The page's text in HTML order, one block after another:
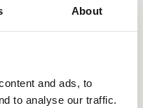
About
and ads, to
to analyse our traffic.
un confort
chaussure à la
sur unesemelle
pour courir, sauter